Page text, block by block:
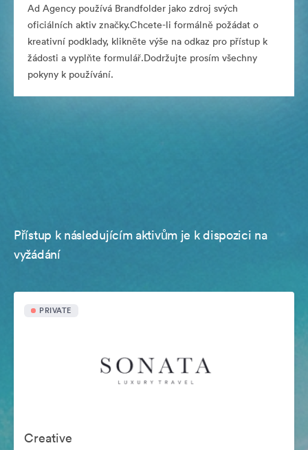
Ad Agency používá Brandfolder jako zdroj svých
oficiálních aktiv značky.Chcete-li formálně požádat o
kreativní podklady, klikněte výše na odkaz pro přístup k
žádosti a vyplňte formulář.Dodržujte prosím všechny
pokyny k používání.
Přístup k následujícím aktivům je k dispozici na
vyžádání
PRIVATE
Creative